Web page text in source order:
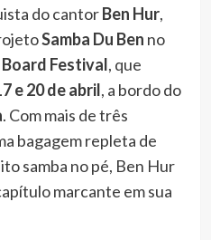
do cantorBen Hur,
Samba Du Ben no
Festival, que
e 20 de abril, a bordo do
. Com mais de três
bagagem repleta de
samba no pé, Ben Hur
marcante em sua